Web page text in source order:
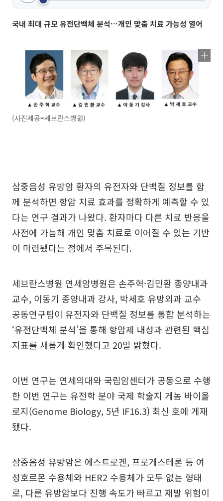
국내 최대 규모 유전단백체 분석…개인 맞춤 치료 가능성 열어
(사진제공=세브란스병원)
삼중음성 유방암 환자의 유전자와 단백질 정보를 함
께 분석하면 항암 치료 효과를 정확하게 예측할 수 있
다는 연구 결과가 나왔다. 환자마다 다른 치료 반응을
사전에 가늠해 개인 맞춤 치료로 이어질 수 있는 기반
이 마련됐다는 점에서 주목된다.
세브란스병원 연세암병원은 손주혁·김민환 종양내과
교수, 이동기 종양내과 강사, 박세호 유방외과 교수
공동연구팀이 유전자와 단백질 정보를 통합 분석하는
‘유전단백체 분석’을 통해 항암제 내성과 관련된 핵심
지표를 새롭게 확인했다고 20일 밝혔다.
이번 연구는 연세의대와 국립암센터가 공동으로 수행
한 이번 연구는 유전학 분야 국제 학술지 게놈 바이올
로지(Genome Biology, 5년 IF16.3) 최신 호에 게재
됐다.
삼중음성 유방암은 에스트로겐, 프로게스테론 등 여
성호르몬 수용체와 HER2 수용체가 모두 없는 형태
로, 다른 유방암보다 진행 속도가 빠르고 재발 위험이